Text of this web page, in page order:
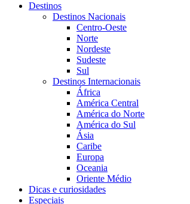
Destinos
Destinos Nacionais
Centro-Oeste
Norte
Nordeste
Sudeste
Sul
Destinos Internacionais
África
América Central
América do Norte
América do Sul
Ásia
Caribe
Europa
Oceania
Oriente Médio
Dicas e curiosidades
Especiais